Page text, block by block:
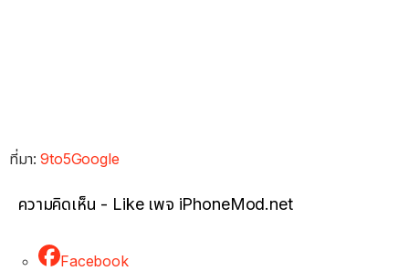
ที่มา:9to5Google
ความคิดเห็น - Like เพจ iPhoneMod.net
Facebook